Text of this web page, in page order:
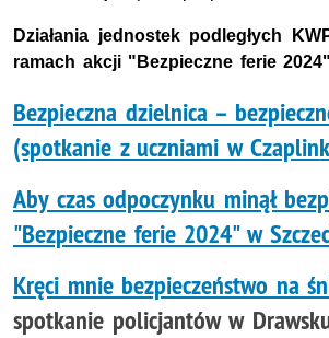
Działania jednostek podległych
ramach akcji "Bezpieczne ferie 2024"
Bezpieczna dzielnica –
(spotkanie z uczniami w Czaplin
Aby czas odpoczynku minął
"Bezpieczne ferie 2024" w
Kręci mnie bezpieczeństwo na
spotkanie policjantów w